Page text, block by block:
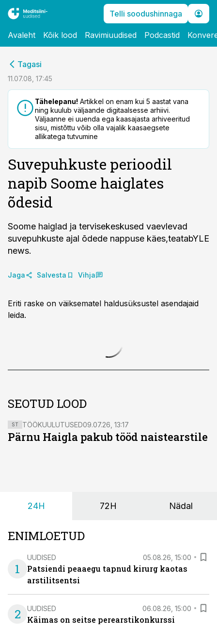
Telli soodushinnaga
Avaleht Kõik lood Ravimiuudised Podcastid
Tagasi
11.07.08, 17:45
Tähelepanu! Artikkel on enam kui 5 aastat vana
ning kuulub väljaande digitaalsesse arhiivi.
Väljaanne ei uuenda ega kaasajasta arhiveeritud
sisu, mistõttu võib olla vajalik kaasaegsete
allikatega tutvumine
Suvepuhkuste perioodil
napib Soome haiglates
õdesid
Soome haiglad ja tervisekeskused vaevlevad
suvepuhkuste ajal õdede nappuse käes,teatabYLE
news.
Jaga Salvesta Vihja
Eriti raske on väiksematel haldusüksustel asendajaid
leida.
SEOTUD LOOD
ST TÖÖKUULUTUSED09.07.26, 13:17
Pärnu Haigla pakub tööd naistearstile
24H 72H Nädal
ENIMLOETUD
1
UUDISED 05.08.26, 15:00
Patsiendi peaaegu tapnud kirurg kaotas
arstilitsentsi
2 UUDISED 06.08.26, 15:00
Käimas on seitse perearstikonkurssi